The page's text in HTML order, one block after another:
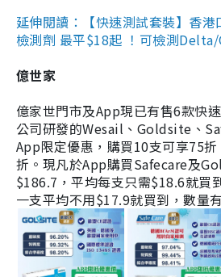
延伸閱讀：【快速測試套裝】香
檢測劑 最平$18起 ！可檢測
億世家
億家世門市及App現已有售6款快
公司研發的Wesail、Goldsite、
App限定優惠，購買10支可享75
折。現凡於App購買Safecare及
$186.7，平均每支只需$18.6就買
一支平均不用$17.9就買到，數量